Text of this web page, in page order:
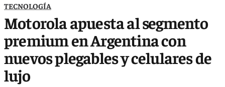
TECNOLOGÍA
Motorola apuesta al segmento
premium en Argentina con
nuevos plegables y celulares de
lujo